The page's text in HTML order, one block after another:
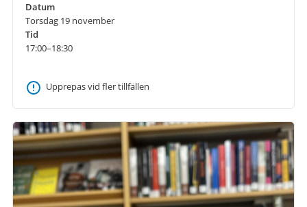
Datum
Torsdag 19 november
Tid
17:00–18:30
Upprepas vid fler tillfällen